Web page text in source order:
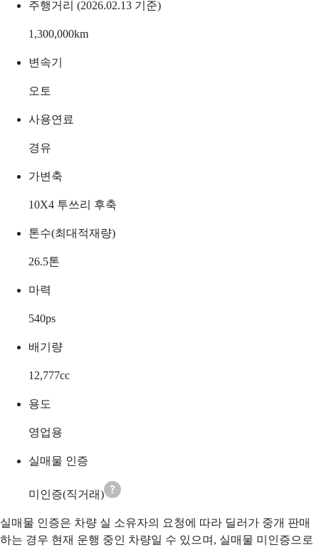
주행거리 (2026.02.13 기준)
1,300,000km
변속기
오토
사용연료
경유
가변축
10X4 투쓰리 후축
톤수(최대적재량)
26.5톤
마력
540ps
배기량
12,777cc
용도
영업용
실매물 인증
미인증(직거래)
실매물 인증은 차량 실 소유자의 요청에 따라 딜러가 중개 판매
하는 경우 현재 운행 중인 차량일 수 있으며, 실매물 미인증으로